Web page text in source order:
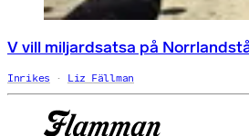
V vill miljardsatsa på
Inrikes Liz Fällman